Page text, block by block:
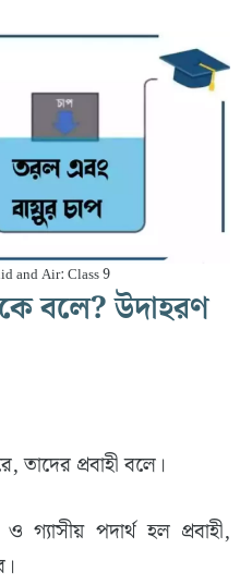
and Air: Class 9
বলে? উদাহরণ
তাদের প্রবাহী বলে।
পদার্থ হল প্রবাহী,